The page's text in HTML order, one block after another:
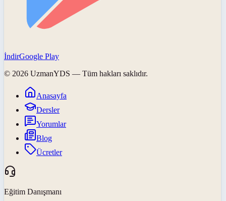
İndirGoogle Play
© 2026 UzmanYDS — Tüm hakları saklıdır.
Anasayfa
Dersler
Yorumlar
Blog
Ücretler
Eğitim Danışmanı